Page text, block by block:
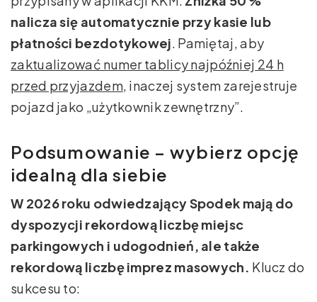
nalicza się automatycznie przy kasie lub
płatności bezdotykowej. Pamiętaj, aby
zaktualizować numer tablicy najpóźniej 24 h
przed przyjazdem, inaczej system zarejestruje
pojazd jako „użytkownik zewnętrzny”.
Podsumowanie – wybierz opcję
idealną dla siebie
W 2026 roku odwiedzający Spodek mają do
dyspozycji rekordową liczbę miejsc
parkingowych i udogodnień, ale także
rekordową liczbę imprez masowych. Klucz do
sukcesu to: